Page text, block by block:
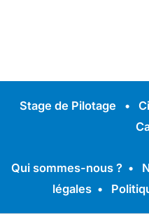
Stage de Pilotage •
Qui sommes-nous ? •
légales •